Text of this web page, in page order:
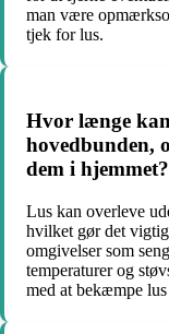
man være
tjek for lus.
Hvor længe
hovedbunden,
dem i hjemmet?
Lus kan overleve
hvilket gør det
omgivelser som
temperaturer og
med at bekæmpe